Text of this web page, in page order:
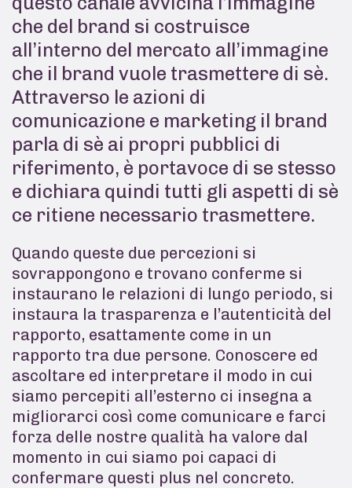
che del brand si costruisce
all’interno del mercato all’immagine
che il brand vuole trasmettere di sè.
Attraverso le azioni di
comunicazione e marketing il brand
parla di sè ai propri pubblici di
riferimento, è portavoce di se stesso
e dichiara quindi tutti gli aspetti di sè
ce ritiene necessario trasmettere.
Quando queste due percezioni si
sovrappongono e trovano conferme si
instaurano le relazioni di lungo periodo, si
instaura la trasparenza e l’autenticità del
rapporto, esattamente come in un
rapporto tra due persone. Conoscere ed
ascoltare ed interpretare il modo in cui
siamo percepiti all’esterno ci insegna a
migliorarci così come comunicare e farci
forza delle nostre qualità ha valore dal
momento in cui siamo poi capaci di
confermare questi plus nel concreto.